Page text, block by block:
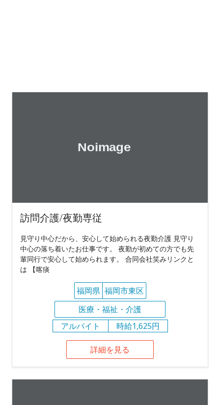
訪問介護/夜勤専従
見守り中心だから、安心して始められる夜勤介護 見守り
中心の落ち着いたお仕事です。 夜勤が初めての方でも先
輩同行で安心して始められます。 合同会社笑みリンクと
は 【喀痰
福岡県 福岡市東区
医療・福祉・介護
アルバイト
時給1,625円
詳細を見る